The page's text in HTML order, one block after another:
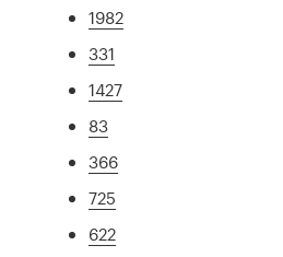
1982
331
1427
83
366
725
622